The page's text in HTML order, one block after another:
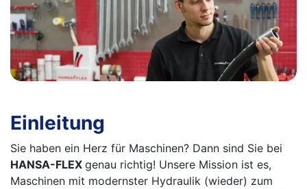
Einleitung
Sie haben ein Herz für Maschinen? Dann sind Sie bei
HANSA-FLEX genau richtig! Unsere Mission ist es,
Maschinen mit modernster Hydraulik (wieder) zum